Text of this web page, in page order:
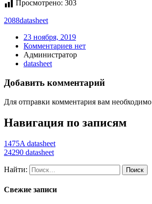
Просмотрено: 303
2088datasheet
23 ноября, 2019
Комментариев нет
Администратор
datasheet
Добавить комментарий
Для отправки комментария вам необходимо
Навигация по записям
1475A datasheet
24290 datasheet
Найти:
Свежие записи